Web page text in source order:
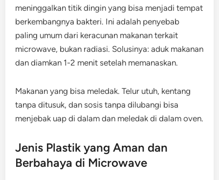
meninggalkan titik dingin yang bisa menjadi tempat
berkembangnya bakteri. Ini adalah penyebab
paling umum dari keracunan makanan terkait
microwave, bukan radiasi. Solusinya: aduk makanan
dan diamkan 1-2 menit setelah memanaskan.
Makanan yang bisa meledak. Telur utuh, kentang
tanpa ditusuk, dan sosis tanpa dilubangi bisa
menjebak uap di dalam dan meledak di dalam oven.
Jenis Plastik yang Aman dan
Berbahaya di Microwave